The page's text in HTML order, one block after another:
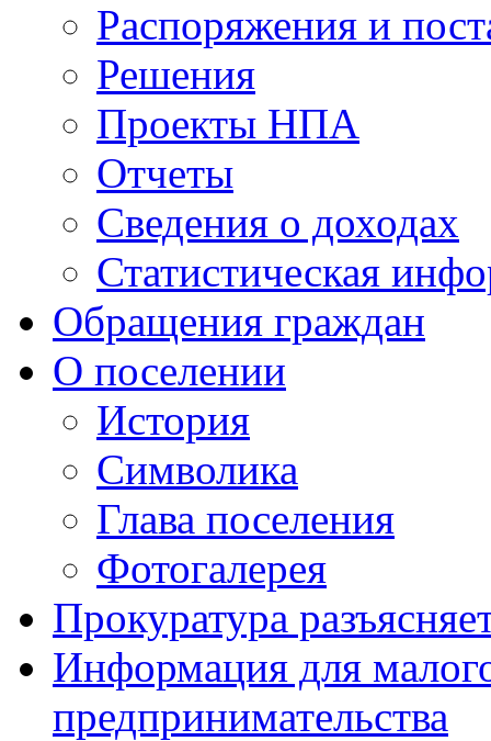
Распоряжения и
Решения
Проекты НПА
Отчеты
Сведения о доходах
Статистическая
Обращения граждан
О поселении
История
Символика
Глава поселения
Фотогалерея
Прокуратура
Информация для
предпринимательства